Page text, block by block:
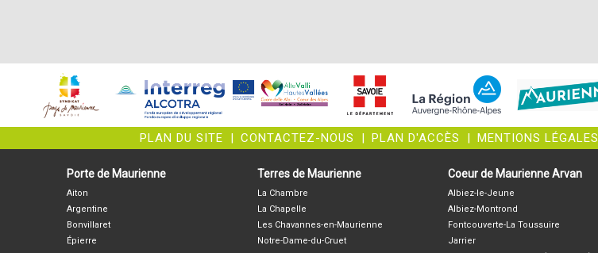
PLAN DU SITE | CONTACTEZ-NOUS | PLAN D'ACCÈS | MENTIONS LÉGALES
Porte de Maurienne
Aiton
Argentine
Bonvillaret
Épierre
Terres de Maurienne
La Chambre
La Chapelle
Les Chavannes-en-Maurienne
Notre-Dame-du-Cruet
Coeur de Maurienne Arvan
Albiez-le-Jeune
Albiez-Montrond
Fontcouverte-La Toussuire
Jarrier